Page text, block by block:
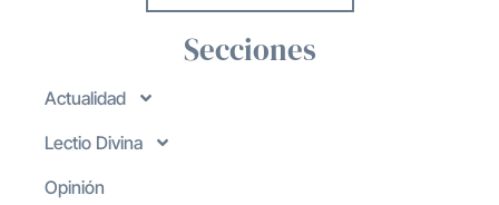
Secciones
Actualidad
Lectio Divina
Opinión